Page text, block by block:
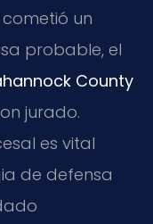
un
probable, el
County
jurado.
es vital
de defensa